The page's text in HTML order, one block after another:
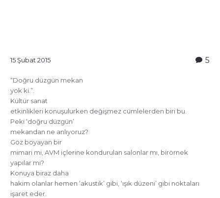
5
15 Şubat 2015
“Doğru düzgün mekan
yok ki.”.
Kültür sanat
etkinlikleri konuşulurken değişmez cümlelerden biri bu.
Peki ‘doğru düzgün’
mekandan ne anlıyoruz?
Göz boyayan bir
mimari mi, AVM içlerine kondurulan salonlar mı, birörnek
yapılar mı?
Konuya biraz daha
hakim olanlar hemen ‘akustik’ gibi, ‘ışık düzeni’ gibi noktaları
işaret eder.